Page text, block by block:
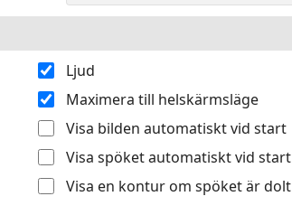
Ljud
Maximera till helskärmsläge
Visa bilden automatiskt vid start
Visa spöket automatiskt vid start
Visa en kontur om spöket är dolt